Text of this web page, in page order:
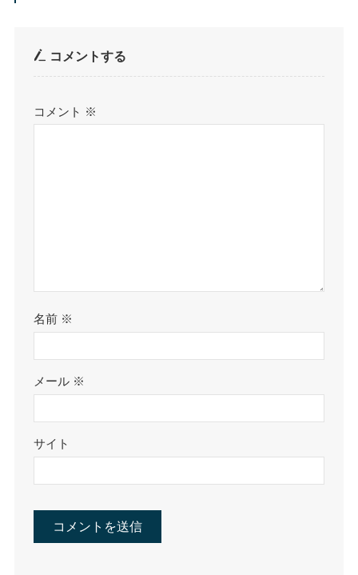
コメントする
コメント ※
名前 ※
メール ※
サイト